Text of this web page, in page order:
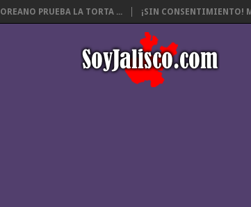
PRUEBA LA TORTA ... ¡SIN CONSENTIMIENTO!